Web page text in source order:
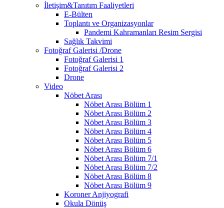
İletişim&Tanıtım Faaliyetleri
E-Bülten
Toplantı ve Organizasyonlar
Pandemi Kahramanları Resim Sergisi
Sağlık Takvimi
Fotoğraf Galerisi /Drone
Fotoğraf Galerisi 1
Fotoğraf Galerisi 2
Drone
Video
Nöbet Arası
Nöbet Arası Bölüm 1
Nöbet Arası Bölüm 2
Nöbet Arası Bölüm 3
Nöbet Arası Bölüm 4
Nöbet Arası Bölüm 5
Nöbet Arası Bölüm 6
Nöbet Arası Bölüm 7/1
Nöbet Arası Bölüm 7/2
Nöbet Arası Bölüm 8
Nöbet Arası Bölüm 9
Koroner Anjiyografi
Okula Dönüş